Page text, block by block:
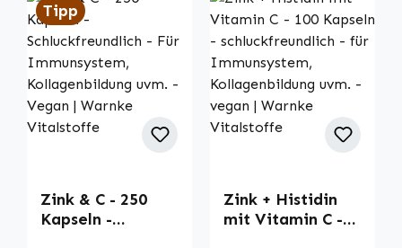
Tipp
Zink & C - 250
Kapseln -
Zink + Histidin
mit Vitamin C -